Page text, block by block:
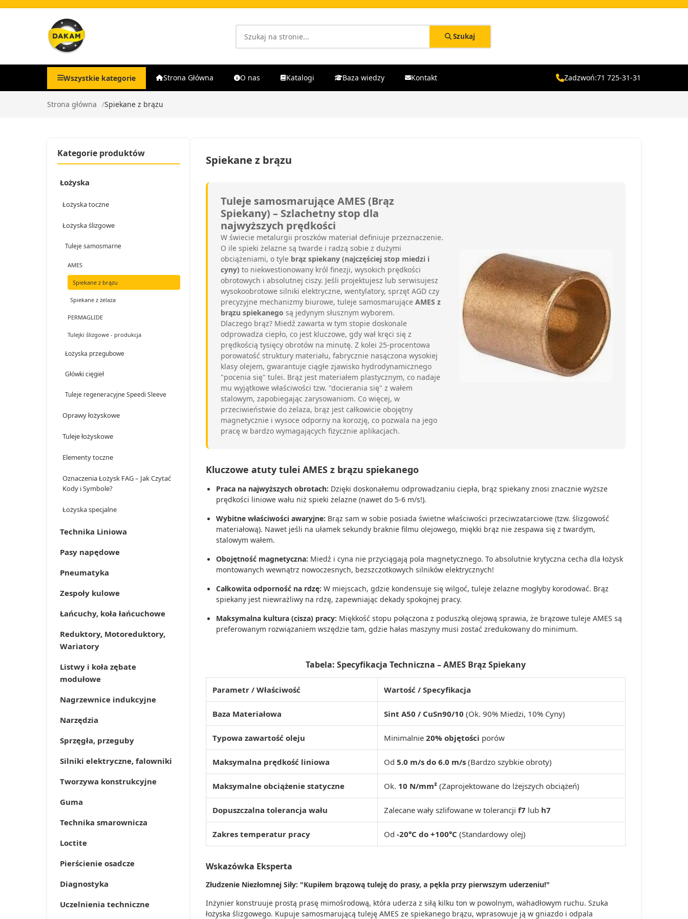
Szukaj
Wszystkie kategorie Strona Główna O nas Katalogi Baza wiedzy Kontakt Zadzwoń:71 725-31-31
Strona główna Spiekane z brązu
Kategorie produktów
Łożyska
Łożyska toczne
Łożyska ślizgowe
Tuleje samosmarne
AMES
Spiekane z brązu
Spiekane z żelaza
PERMAGLIDE
Tulejki ślizgowe - produkcja
Łożyska przegubowe
Główki cięgieł
Tuleje regeneracyjne Speedi Sleeve
Oprawy łożyskowe
Tuleje łożyskowe
Elementy toczne
Oznaczenia Łożysk FAG – Jak Czytać
Kody i Symbole?
Łożyska specjalne
Technika Liniowa
Pasy napędowe
Pneumatyka
Zespoły kulowe
Łańcuchy, koła łańcuchowe
Reduktory, Motoreduktory,
Wariatory
Listwy i koła zębate
modułowe
Nagrzewnice indukcyjne
Narzędzia
Sprzęgła, przeguby
Silniki elektryczne, falowniki
Tworzywa konstrukcyjne
Guma
Technika smarownicza
Loctite
Pierścienie osadcze
Diagnostyka
Uczelnienia techniczne
Spiekane z brązu
Tuleje samosmarujące AMES (Brąz
Spiekany) – Szlachetny stop dla
najwyższych prędkości
W świecie metalurgii proszków materiał definiuje przeznaczenie.
O ile spieki żelazne są twarde i radzą sobie z dużymi
obciążeniami, o tyle brąz spiekany (najczęściej stop miedzi i
cyny) to niekwestionowany król finezji, wysokich prędkości
obrotowych i absolutnej ciszy. Jeśli projektujesz lub serwisujesz
wysokoobrotowe silniki elektryczne, wentylatory, sprzęt AGD czy
precyzyjne mechanizmy biurowe, tuleje samosmarujące AMES z
brązu spiekanego są jedynym słusznym wyborem.
Dlaczego brąz? Miedź zawarta w tym stopie doskonale
odprowadza ciepło, co jest kluczowe, gdy wał kręci się z
prędkością tysięcy obrotów na minutę. Z kolei 25-procentowa
porowatość struktury materiału, fabrycznie nasączona wysokiej
klasy olejem, gwarantuje ciągłe zjawisko hydrodynamicznego
"pocenia się" tulei. Brąz jest materiałem plastycznym, co nadaje
mu wyjątkowe właściwości tzw. "docierania się" z wałem
stalowym, zapobiegając zarysowaniom. Co więcej, w
przeciwieństwie do żelaza, brąz jest całkowicie obojętny
magnetycznie i wysoce odporny na korozję, co pozwala na jego
pracę w bardzo wymagających fizycznie aplikacjach.
Kluczowe atuty tulei AMES z brązu spiekanego
Praca na najwyższych obrotach: Dzięki doskonałemu odprowadzaniu ciepła, brąz spiekany znosi znacznie wyższe
prędkości liniowe wału niż spieki żelazne (nawet do 5-6 m/s!).
Wybitne właściwości awaryjne: Brąz sam w sobie posiada świetne właściwości przeciwzatarciowe (tzw. ślizgowość
materiałową). Nawet jeśli na ułamek sekundy braknie filmu olejowego, miękki brąz nie zespawa się z twardym,
stalowym wałem.
Obojętność magnetyczna: Miedź i cyna nie przyciągają pola magnetycznego. To absolutnie krytyczna cecha dla łożysk
montowanych wewnątrz nowoczesnych, bezszczotkowych silników elektrycznych!
Całkowita odporność na rdzę: W miejscach, gdzie kondensuje się wilgoć, tuleje żelazne mogłyby korodować. Brąz
spiekany jest niewrażliwy na rdzę, zapewniając dekady spokojnej pracy.
Maksymalna kultura (cisza) pracy: Miękkość stopu połączona z poduszką olejową sprawia, że brązowe tuleje AMES są
preferowanym rozwiązaniem wszędzie tam, gdzie hałas maszyny musi zostać zredukowany do minimum.
Tabela: Specyfikacja Techniczna – AMES Brąz Spiekany
Parametr / Właściwość Wartość / Specyfikacja
Baza Materiałowa Sint A50 / CuSn90/10 (Ok. 90% Miedzi, 10% Cyny)
Typowa zawartość oleju Minimalnie 20% objętości porów
Maksymalna prędkość liniowa Od 5.0 m/s do 6.0 m/s (Bardzo szybkie obroty)
Maksymalne obciążenie statyczne Ok. 10 N/mm² (Zaprojektowane do lżejszych obciążeń)
Dopuszczalna tolerancja wału Zalecane wały szlifowane w tolerancji f7 lub h7
Zakres temperatur pracy Od -20°C do +100°C (Standardowy olej)
Wskazówka Eksperta
Złudzenie Niezłomnej Siły: "Kupiłem brązową tuleję do prasy, a pękła przy pierwszym uderzeniu!"
Inżynier konstruuje prostą prasę mimośrodową, która uderza z siłą kilku ton w powolnym, wahadłowym ruchu. Szuka
łożyska ślizgowego. Kupuje samosmarującą tuleję AMES ze spiekanego brązu, wprasowuje ją w gniazdo i odpala